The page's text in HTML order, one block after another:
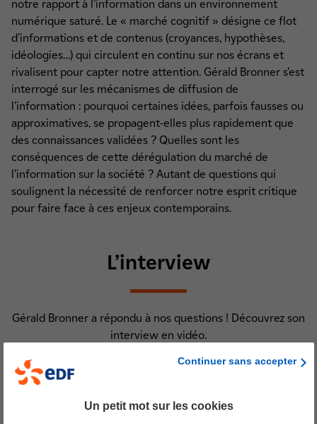
notre rapport à l’information dans un environnement
numérique saturé. Le « marché cognitif » désigne ce flot
d’informations et de contenus (croyances, hypothèses,
idéologies…) qui circulent en continu sur nos écrans et
rivalisent pour capter notre attention. Gérald Bronner s’est
interrogé sur les mécanismes de diffusion de
l’information : pourquoi certaines idées, parfois fausses ou
approximatives, se propagent-elles plus rapidement que
des connaissances validées ? Quelles sont les
conséquences de cette dérégulation du marché de
l’information sur la société ? Autant de questions qui
soulignent la nécessité de renforcer notre esprit critique
pour faire face à ces enjeux contemporains.
L’interview
Gérald Bronner a répondu à nos questions ! Découvrez son
interview en vidéo.
Continuer sans accepter
Un petit mot sur les cookies